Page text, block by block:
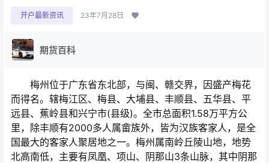
开户最新资讯 23年7月28日
期货百科
梅州位于广东省东北部，与闽、赣交界，因盛产梅花
而得名。辖梅江区、梅县、大埔县、丰顺县、五华县、平
远县、蕉岭县和兴宁市(县级)。全市总面积1.58万平方公
里，除丰顺有2000多人属畲族外，皆为汉族客家人，是全
国最大的客家人聚居地之一。梅州属南岭丘陵山地，地势
北高南低，主要有凤凰、项山、阴那山3条山脉，其中阴那